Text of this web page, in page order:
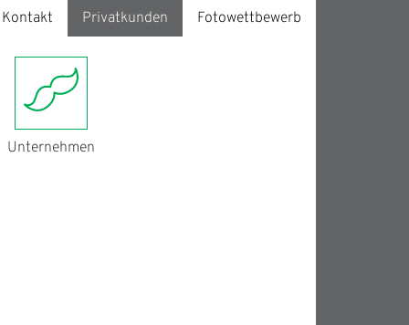
Kontakt Privatkunden Fotowettbewerb
Unternehmen